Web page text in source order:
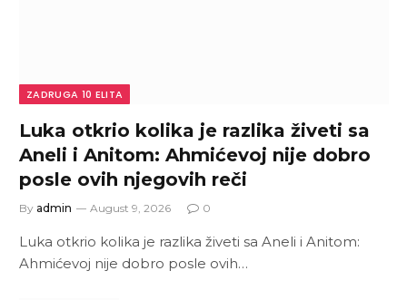
ZADRUGA 10 ELITA
Luka otkrio kolika je razlika živeti sa
Aneli i Anitom: Ahmićevoj nije dobro
posle ovih njegovih reči
By admin August 9, 2026 0
Luka otkrio kolika je razlika živeti sa Aneli i Anitom:
Ahmićevoj nije dobro posle ovih…